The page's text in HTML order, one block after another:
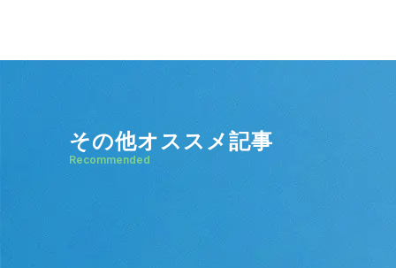
その他オススメ記事
Recommended